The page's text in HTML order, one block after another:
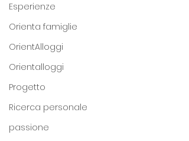
Esperienze
Orienta famiglie
OrientAlloggi
Orientalloggi
Progetto
Ricerca personale
passione